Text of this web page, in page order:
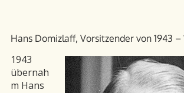
Hans Domizlaff, Vorsitzender von 1943 –
1943
übernah
m Hans